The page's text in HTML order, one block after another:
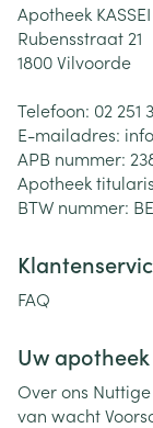
Apotheek KASSEI
Rubensstraat 21
1800Vilvoorde
Telefoon: 02 251
E-mailadres:
APB nummer:
Apotheek
BTW nummer:
FAQ
Uw apotheek
Over ons
van wacht